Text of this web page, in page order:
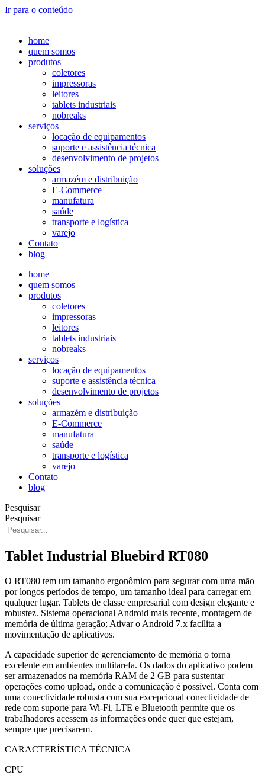
Ir para o conteúdo
home
quem somos
produtos
coletores
impressoras
leitores
tablets industriais
nobreaks
serviços
locação de equipamentos
suporte e assistência técnica
desenvolvimento de projetos
soluções
armazém e distribuição
E-Commerce
manufatura
saúde
transporte e logística
varejo
Contato
blog
home
quem somos
produtos
coletores
impressoras
leitores
tablets industriais
nobreaks
serviços
locação de equipamentos
suporte e assistência técnica
desenvolvimento de projetos
soluções
armazém e distribuição
E-Commerce
manufatura
saúde
transporte e logística
varejo
Contato
blog
Pesquisar
Pesquisar
Tablet Industrial Bluebird RT080
O RT080 tem um tamanho ergonômico para segurar com uma mão
por longos períodos de tempo, um tamanho ideal para carregar em
qualquer lugar. Tablets de classe empresarial com design elegante e
robustez. Sistema operacional Android mais recente, montagem de
memória de última geração; Ativar o Android 7.x facilita a
movimentação de aplicativos.
A capacidade superior de gerenciamento de memória o torna
excelente em ambientes multitarefa. Os dados do aplicativo podem
ser armazenados na memória RAM de 2 GB para sustentar
operações como upload, onde a comunicação é possível. Conta com
uma conectividade robusta com sua excepcional conectividade de
rede com suporte para Wi-Fi, LTE e Bluetooth permite que os
trabalhadores acessem as informações onde quer que estejam,
sempre que precisarem.
CARACTERÍSTICA TÉCNICA
CPU